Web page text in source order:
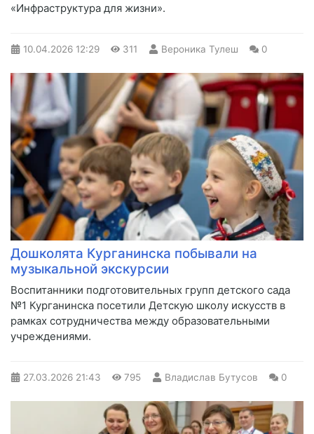
«Инфраструктура для жизни».
10.04.2026 12:29 311 Вероника Тулеш 0
Дошколята Курганинска побывали на
музыкальной экскурсии
Воспитанники подготовительных групп детского сада
№1 Курганинска посетили Детскую школу искусств в
рамках сотрудничества между образовательными
учреждениями.
27.03.2026 21:43 795 Владислав Бутусов 0